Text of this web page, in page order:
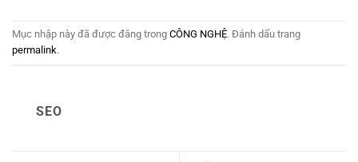
Mục nhập này đã được đăng trong CÔNG NGHỆ. Đánh dấu trang
permalink.
SEO